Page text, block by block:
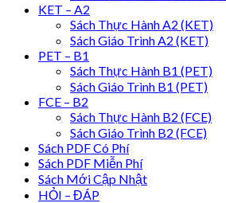
KET – A2
Sách Thực Hành A2 (KET)
Sách Giáo Trình A2 (KET)
PET – B1
Sách Thực Hành B1 (PET)
Sách Giáo Trình B1 (PET)
FCE – B2
Sách Thực Hành B2 (FCE)
Sách Giáo Trình B2 (FCE)
Sách PDF Có Phí
Sách PDF Miễn Phí
Sách Mới Cập Nhật
HỎI – ĐÁP